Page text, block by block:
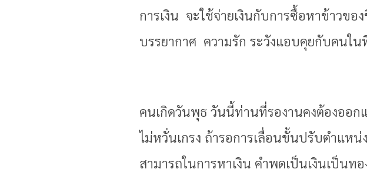
การเงิน จะใช้จ่ายเงินกับการซื้อหาข้าวข
บรรยากาศ ความรัก ระวังแอบคุยกับคนใ
คนเกิดวันพุธ วันนี้ท่านที่รองานคงต้องออก
ไม่หวั่นเกรง ถ้ารอการเลื่อนขั้นปรับตำแหน่
สามารถในการหาเงิน คำพูดเป็นเงินเป็นท